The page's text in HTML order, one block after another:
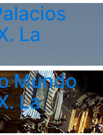
La
Mundo
La